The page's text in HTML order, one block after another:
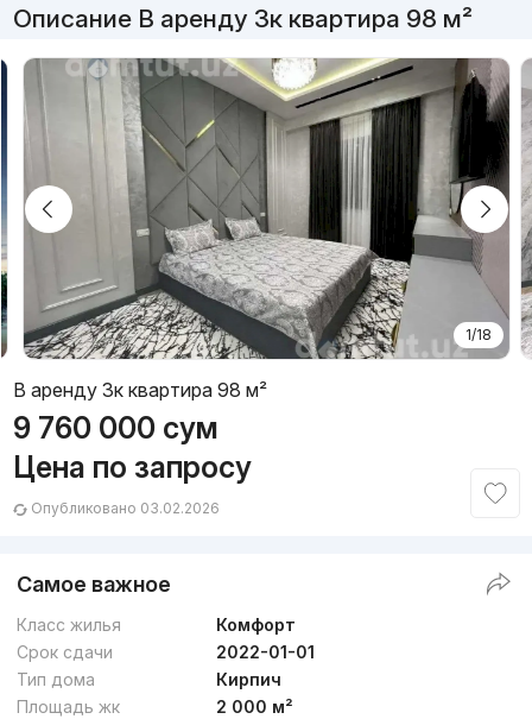
Описание В аренду 3к квартира 98 м²
1/18
В аренду 3к квартира 98 м²
9 760 000 сум
Цена по запросу
Опубликовано 03.02.2026
Самое важное
Класс жилья
Комфорт
Срок сдачи
2022-01-01
Тип дома
Кирпич
Площадь жк
2 000 м²